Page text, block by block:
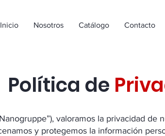
Inicio Nosotros Catálogo Contacto
Política de
valoramos la privacidad de
y protegemos la información